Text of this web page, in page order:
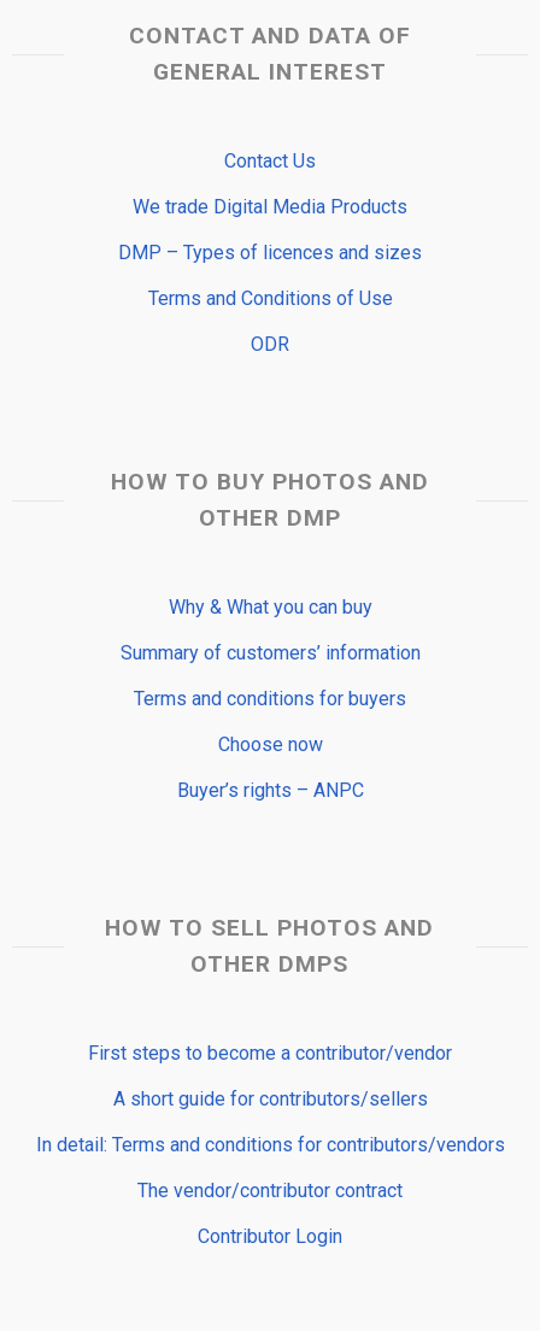
CONTACT AND DATA OF
GENERAL INTEREST
Contact Us
We trade Digital Media Products
DMP – Types of licences and sizes
Terms and Conditions of Use
ODR
HOW TO BUY PHOTOS AND
OTHER DMP
Why & What you can buy
Summary of customers’ information
Terms and conditions for buyers
Choose now
Buyer’s rights – ANPC
HOW TO SELL PHOTOS AND
OTHER DMPS
First steps to become a contributor/vendor
A short guide for contributors/sellers
In detail: Terms and conditions for contributors/vendors
The vendor/contributor contract
Contributor Login